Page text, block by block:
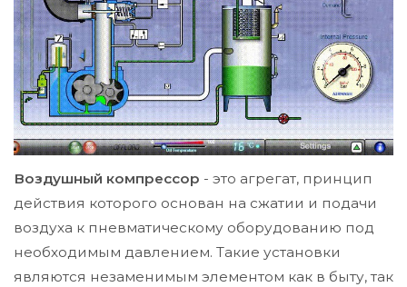
Воздушный компрессор - это агрегат, принцип
действия которого основан на сжатии и подачи
воздуха к пневматическому оборудованию под
необходимым давлением. Такие установки
являются незаменимым элементом как в быту, так